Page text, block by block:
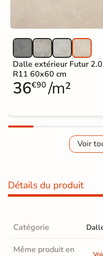
Dalle extérieur Futur
R11 60x60 cm
36€90 /m²
Voir
Détails du produit
Catégorie
Même produit en